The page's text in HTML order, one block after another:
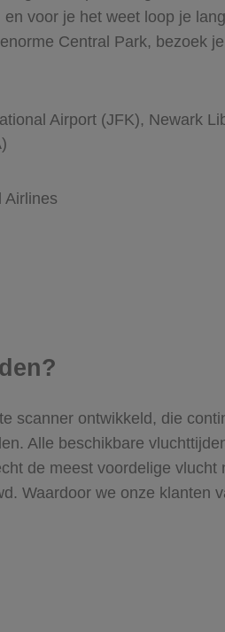
voor je het weet loop je
Central Park, bezoek
Airport (JFK), Newark
Airlines
scanner ontwikkeld, die
Alle beschikbare
de meest voordelige vlucht
Waardoor we onze klanten